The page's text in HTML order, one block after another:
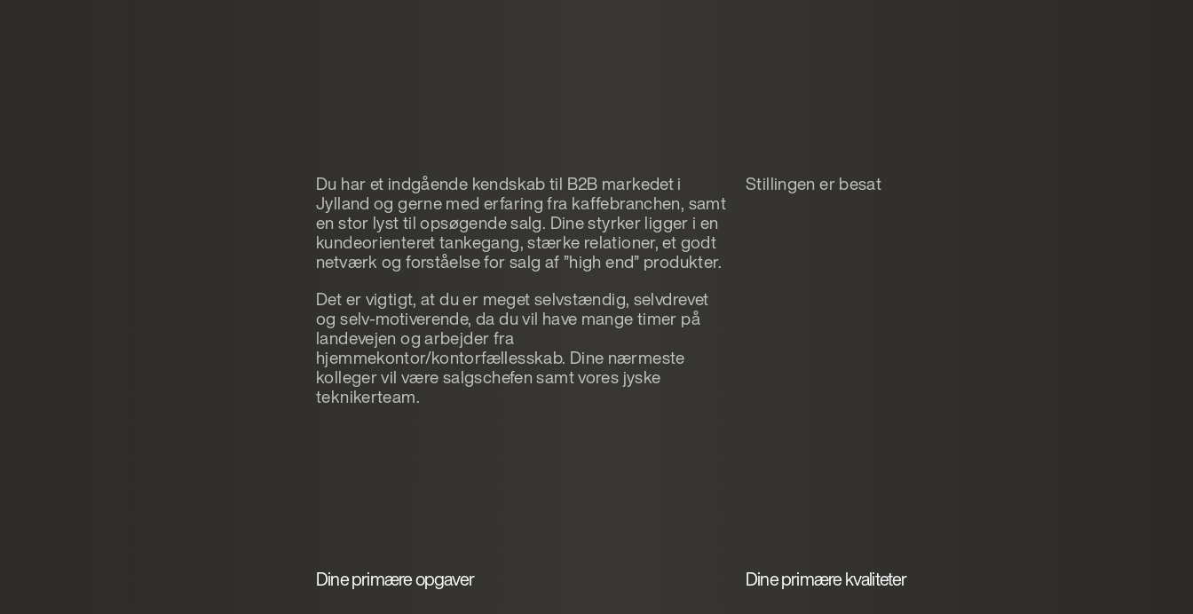
Du har et indgående kendskab til B2B markedet i
Jylland og gerne med erfaring fra kaffebranchen, samt
en stor lyst til opsøgende salg. Dine styrker ligger i en
kundeorienteret tankegang, stærke relationer, et godt
netværk og forståelse for salg af ”high end” produkter.
Det er vigtigt, at du er meget selvstændig, selvdrevet
og selv-motiverende, da du vil have mange timer på
landevejen og arbejder fra
hjemmekontor/kontorfællesskab. Dine nærmeste
kolleger vil være salgschefen samt vores jyske
teknikerteam.
Stillingen er besat
Dine primære opgaver Dine primære kvaliteter